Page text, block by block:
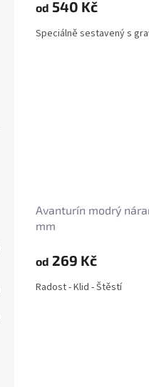
od 540 Kč
Speciálně sestavený s
Avanturín modrý
mm
od 269 Kč
Radost - Klid - Štěstí